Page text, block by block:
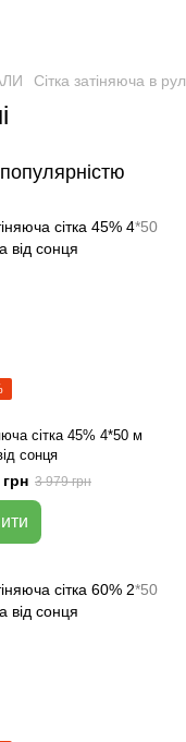
Сітка затіняюча в
сітка 45% 4*50 м
сонця
3 979 грн